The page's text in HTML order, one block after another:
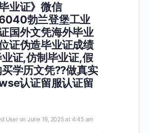
业证》微信
勃兰登堡工业
国外文凭海外毕业
证伪造毕业证成绩
证,仿制毕业证,假
学历文凭??做真实
认证留服认证留
User on June 19, 2025 at 4:45 am